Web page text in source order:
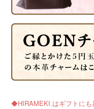
◆HIRAMEKI.はギフトに